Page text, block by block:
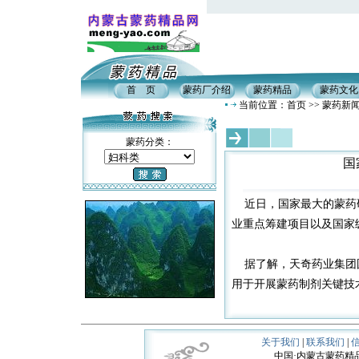
首 页 蒙药厂介绍 蒙药精品 蒙药文化
蒙药分类：
当前位置：首页 >> 蒙药新
近日，国家最大的蒙药
业重点筹建项目以及国
据了解，天奇药业集团
用于开展蒙药制剂关键
关于我们 联系我们
中国·内蒙古蒙药